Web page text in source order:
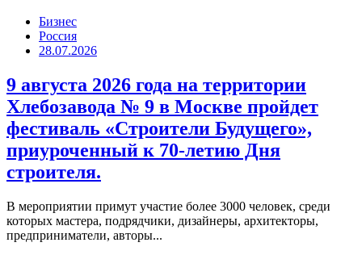
Бизнес
Россия
28.07.2026
9 августа 2026 года на территории
Хлебозавода № 9 в Москве пройдет
фестиваль «Строители Будущего»,
приуроченный к 70-летию Дня
строителя.
В мероприятии примут участие более 3000 человек, среди
которых мастера, подрядчики, дизайнеры, архитекторы,
предприниматели, авторы...